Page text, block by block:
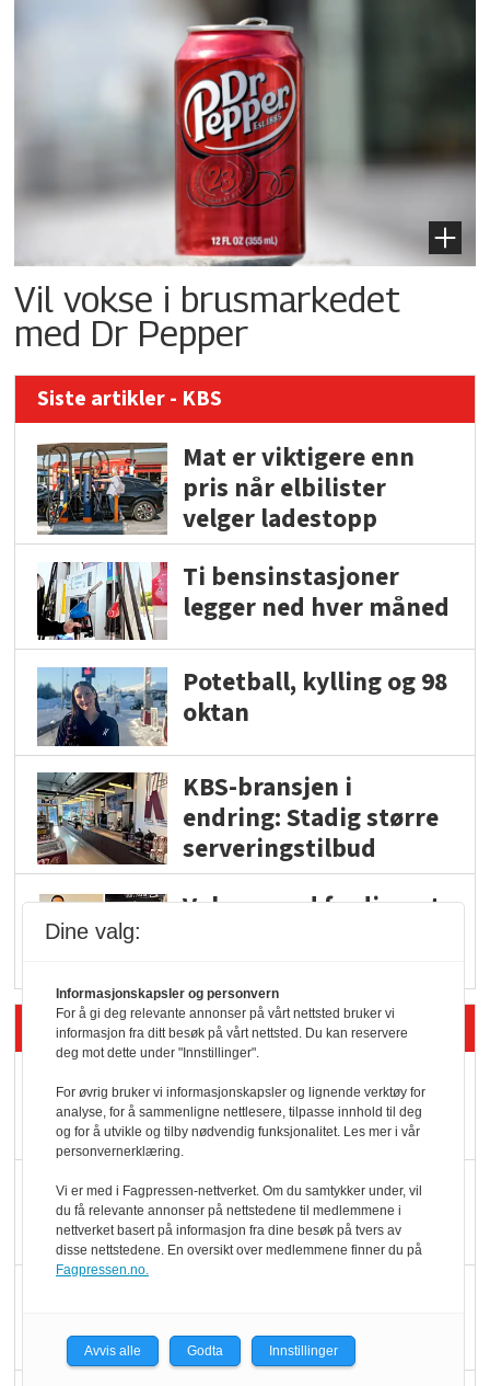
Vil vokse i brusmarkedet
med Dr Pepper
Siste artikler - KBS
Mat er viktigere enn
pris når elbilister
velger ladestopp
Ti bensinstasjoner
legger ned hver måned
Potetball, kylling og 98
oktan
KBS-bransjen i
endring: Stadig større
serveringstilbud
Vokser med ferdigmat
Siste artikler - Butikk i praksis
Rema-flaggskip
dundrer videre
Slik opprettholdes
ølsalget
hyller
Dine valg:
Informasjonskapsler og personvern
For å gi deg relevante annonser på vårt nettsted bruker vi
informasjon fra ditt besøk på vårt nettsted. Du kan reservere
deg mot dette under "Innstillinger".
For øvrig bruker vi informasjonskapsler og lignende verktøy for
analyse, for å sammenligne nettlesere, tilpasse innhold til deg
og for å utvikle og tilby nødvendig funksjonalitet. Les mer i vår
personvernerklæring.
Vi er med i Fagpressen-nettverket. Om du samtykker under, vil
du få relevante annonser på nettstedene til medlemmene i
nettverket basert på informasjon fra dine besøk på tvers av
disse nettstedene. En oversikt over medlemmene finner du på
Fagpressen.no.
Avvis alle Godta Innstillinger